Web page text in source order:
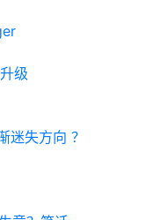
级
失方向 ？